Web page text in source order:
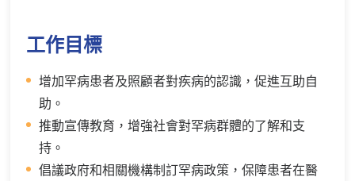
工作目標
增加罕病患者及照顧者對疾病的認識，促進互助自
助。
推動宣傳教育，增強社會對罕病群體的了解和支
持。
倡議政府和相關機構制訂罕病政策，保障患者在醫